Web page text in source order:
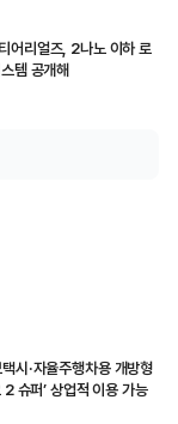
어리얼즈, 2나노 이하 로
템 공개해
시·자율주행차용 개방형
2 슈퍼’ 상업적 이용 가능